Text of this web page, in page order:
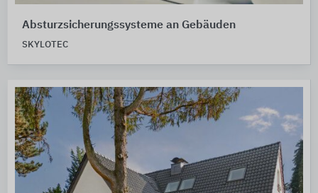
Absturzsicherungssysteme an Gebäuden
SKYLOTEC